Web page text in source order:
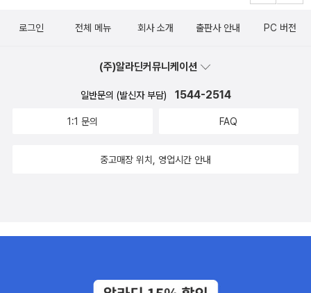
LM 애플리케이션은 중심이 되는 모델과 모델에 최신 정보나 조직의
캐시, 생성된 결과를 검토하는 데이터 검증 등이 필요한다. 10장 ‘임
를 저장하고 검색할 때 사용하는 임베딩 모델에 대해 알아본다. 임베
딩이란 데이터의 의미를 유지하면서 숫자의 배열인 벡터 형태로 변환
변환하면 의미적으로 유사하거나 관련 있는 데이터를 검색해 활용할
자신의 데이터에 맞춰 추가 학습함으로써 검색 성능을 높일 수 있다.
로그인 전체 메뉴 회사 소개 출판사 안내 PC 버전
(주)알라딘커뮤니케이션
일반문의 (발신자 부담) 1544-2514
1:1 문의 FAQ
중고매장 위치, 영업시간 안내